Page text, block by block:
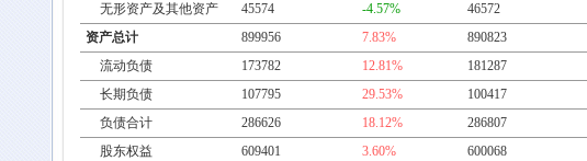
无形资产及其他资产
45574 -4.57% 46572
资产总计
899956 7.83% 890823
流动负债
173782 12.81% 181287
长期负债
107795 29.53% 100417
负债合计
286626 18.12% 286807
股东权益
609401 3.60% 600068